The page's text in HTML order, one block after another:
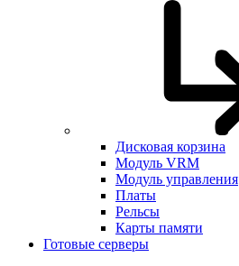
Дисковая корзина
Модуль VRM
Модуль управления
Платы
Рельсы
Карты памяти
Готовые серверы